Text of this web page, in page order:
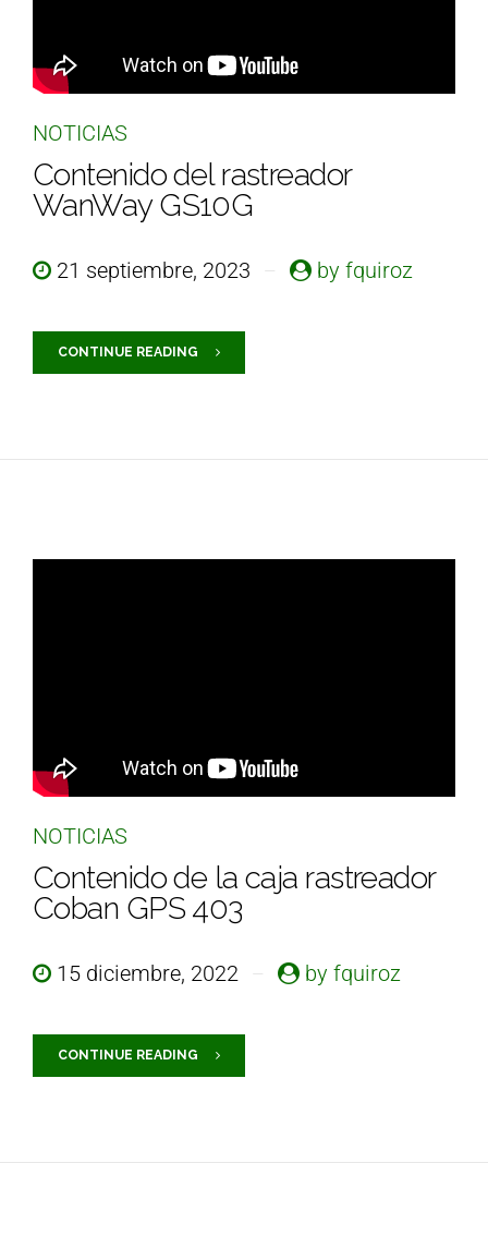
NOTICIAS
Contenido del rastreador
WanWay GS10G
21 septiembre, 2023 by fquiroz
CONTINUE READING
NOTICIAS
Contenido de la caja rastreador
Coban GPS 403
15 diciembre, 2022 by fquiroz
CONTINUE READING